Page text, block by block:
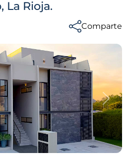
La Rioja.
Comparte